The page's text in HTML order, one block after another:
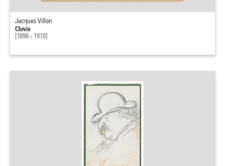
Jacques Villon
Clovis
[1896 - 1910]